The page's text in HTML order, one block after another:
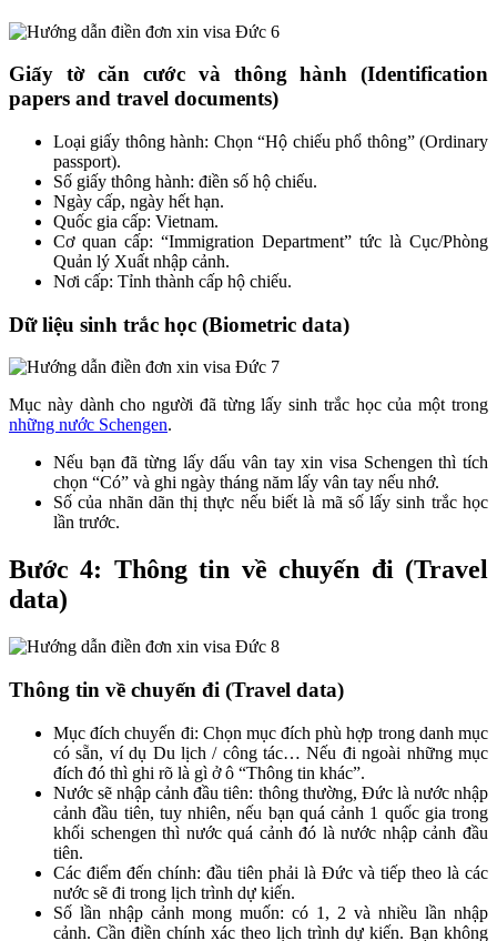
Giấy tờ căn cước và thông hành (Identification
papers and travel documents)
Loại giấy thông hành: Chọn “Hộ chiếu phổ thông” (Ordinary
passport).
Số giấy thông hành: điền số hộ chiếu.
Ngày cấp, ngày hết hạn.
Quốc gia cấp: Vietnam.
Cơ quan cấp: “Immigration Department” tức là Cục/Phòng
Quản lý Xuất nhập cảnh.
Nơi cấp: Tỉnh thành cấp hộ chiếu.
Dữ liệu sinh trắc học (Biometric data)
Mục này dành cho người đã từng lấy sinh trắc học của một trong
những nước Schengen.
Nếu bạn đã từng lấy dấu vân tay xin visa Schengen thì tích
chọn “Có” và ghi ngày tháng năm lấy vân tay nếu nhớ.
Số của nhãn dãn thị thực nếu biết là mã số lấy sinh trắc học
lần trước.
Bước 4: Thông tin về chuyến đi (Travel
data)
Thông tin về chuyến đi (Travel data)
Mục đích chuyến đi: Chọn mục đích phù hợp trong danh mục
có sẵn, ví dụ Du lịch / công tác… Nếu đi ngoài những mục
đích đó thì ghi rõ là gì ở ô “Thông tin khác”.
Nước sẽ nhập cảnh đầu tiên: thông thường, Đức là nước nhập
cảnh đầu tiên, tuy nhiên, nếu bạn quá cảnh 1 quốc gia trong
khối schengen thì nước quá cảnh đó là nước nhập cảnh đầu
tiên.
Các điểm đến chính: đầu tiên phải là Đức và tiếp theo là các
nước sẽ đi trong lịch trình dự kiến.
Số lần nhập cảnh mong muốn: có 1, 2 và nhiều lần nhập
cảnh. Cần điền chính xác theo lịch trình dự kiến. Bạn không